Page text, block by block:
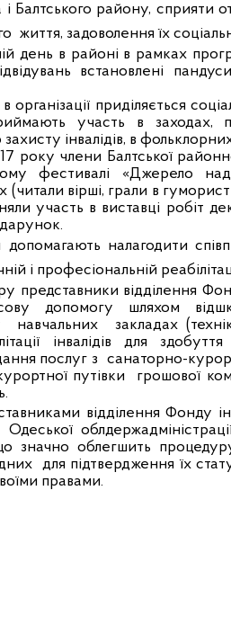
і Балтського району,
життя, задоволення їх
день в районі в рамках
встановлені
приділяється
участь в заходах,
інвалідів, в
року члени Балтської
фестивалі «Джерело
вірші, грали в
участь в виставці робіт
допомагають налагодити
і професіональній
представники відділення
допомогу шляхом
навчальних закладах
інвалідів для здобуття
послуг з санаторно-
путівки
грошової
відділення Фонду
значно облегшить
для підтвердження їх
правами.